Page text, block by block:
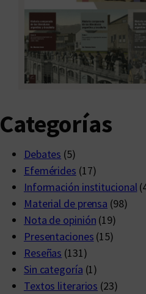
Categorías
Debates (5)
Efemérides (17)
Información institucional
Material de prensa (98)
Nota de opinión (19)
Presentaciones (15)
Reseñas (131)
Sin categoría (1)
Textos literarios (23)